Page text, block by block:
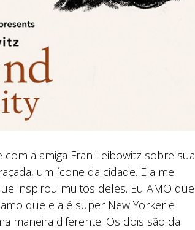
com a amiga Fran Leibowitz sobre sua
um ícone da cidade. Ela me
inspirou muitos deles. Eu AMO que
que ela é super New Yorker e
maneira diferente. Os dois são da